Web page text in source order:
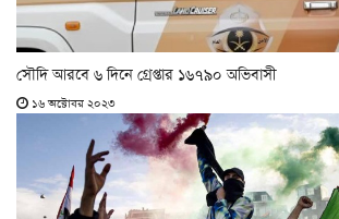
সৌদি আরবে ৬ দিনে গ্রেপ্তার ১৬৭৯০ অভিবাসী
১৬ অক্টোবর ২০২৩